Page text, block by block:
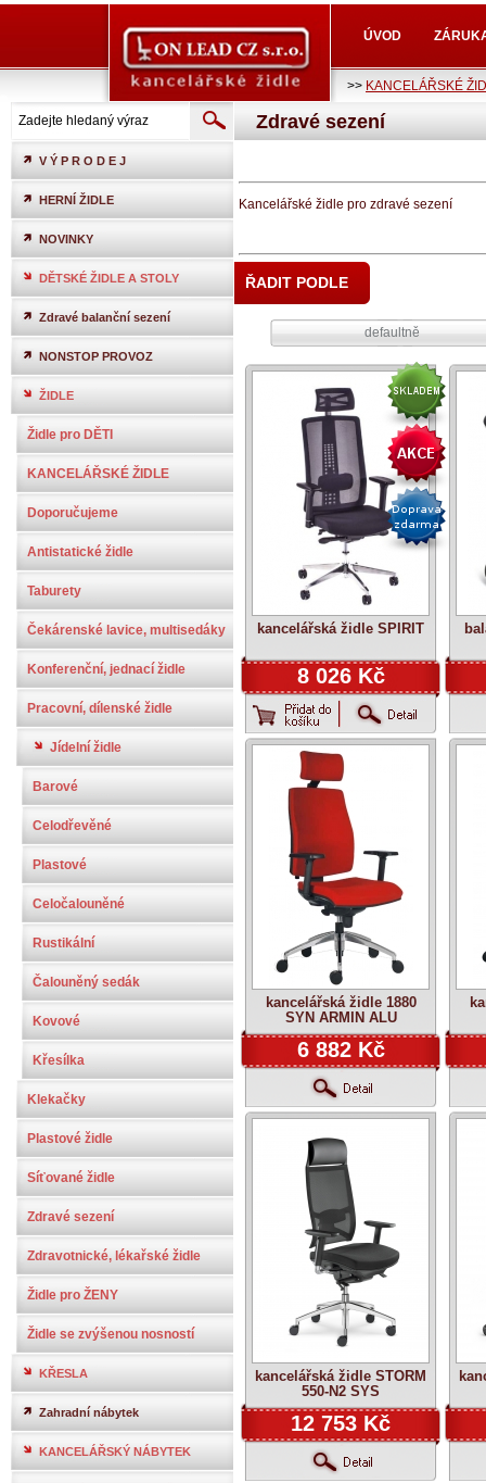
ÚVOD
>> KANCELÁŘSKÉ
V Ý P R O D E J
HERNÍ ŽIDLE
NOVINKY
DĚTSKÉ ŽIDLE A STOLY
Zdravé balanční sezení
NONSTOP PROVOZ
ŽIDLE
Židle pro DĚTI
KANCELÁŘSKÉ ŽIDLE
Doporučujeme
Antistatické židle
Taburety
Čekárenské lavice, multisedáky
Konferenční, jednací židle
Pracovní, dílenské židle
Jídelní židle
Barové
Celodřevěné
Plastové
Celočalouněné
Rustikální
Čalouněný sedák
Kovové
Křesílka
Klekačky
Plastové židle
Síťované židle
Zdravé sezení
Zdravotnické, lékařské židle
Židle pro ŽENY
Židle se zvýšenou nosností
KŘESLA
Zahradní nábytek
KANCELÁŘSKÝ NÁBYTEK
Zdravé sezení
Kancelářské židle pro zdravé sezení
ŘADIT PODLE
defaultně
kancelářská židle SPIRIT
8 026 Kč
kancelářská židle 1880
SYN ARMIN ALU
6 882 Kč
kancelářská židle STORM
550-N2 SYS
12 753 Kč